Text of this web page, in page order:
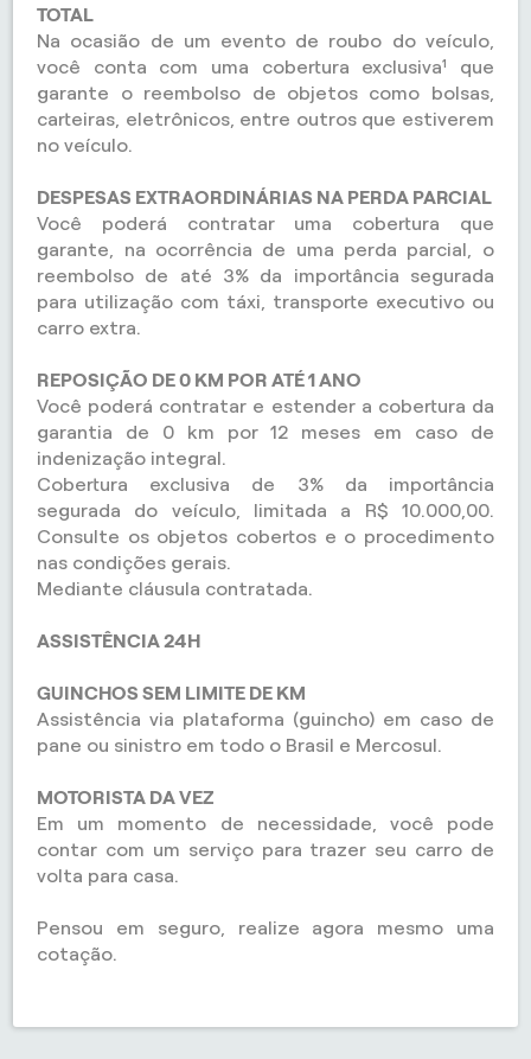
TOTAL
Na ocasião de um evento de roubo do veículo,
você conta com uma cobertura exclusiva¹ que
garante o reembolso de objetos como bolsas,
carteiras, eletrônicos, entre outros que estiverem
no veículo.
DESPESAS EXTRAORDINÁRIAS NA PERDA PARCIAL
Você poderá contratar uma cobertura que
garante, na ocorrência de uma perda parcial, o
reembolso de até 3% da importância segurada
para utilização com táxi, transporte executivo ou
carro extra.
REPOSIÇÃO DE 0 KM POR ATÉ 1 ANO
Você poderá contratar e estender a cobertura da
garantia de 0 km por 12 meses em caso de
indenização integral.
Cobertura exclusiva de 3% da importância
segurada do veículo, limitada a R$ 10.000,00.
Consulte os objetos cobertos e o procedimento
nas condições gerais.
Mediante cláusula contratada.
ASSISTÊNCIA 24H
GUINCHOS SEM LIMITE DE KM
Assistência via plataforma (guincho) em caso de
pane ou sinistro em todo o Brasil e Mercosul.
MOTORISTA DA VEZ
Em um momento de necessidade, você pode
contar com um serviço para trazer seu carro de
volta para casa.
Pensou em seguro, realize agora mesmo uma
cotação.